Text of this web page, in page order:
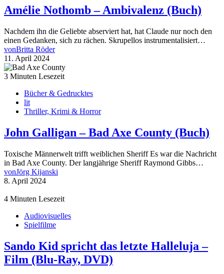
Amélie Nothomb – Ambivalenz (Buch)
Nachdem ihn die Geliebte abserviert hat, hat Claude nur noch den
einen Gedanken, sich zu rächen. Skrupellos instrumentalisiert…
vonBritta Röder
11. April 2024
3 Minuten Lesezeit
Bücher & Gedrucktes
lit
Thriller, Krimi & Horror
John Galligan – Bad Axe County (Buch)
Toxische Männerwelt trifft weiblichen Sheriff Es war die Nachricht
in Bad Axe County. Der langjährige Sheriff Raymond Gibbs…
vonJörg Kijanski
8. April 2024
4 Minuten Lesezeit
Audiovisuelles
Spielfilme
Sando Kid spricht das letzte Halleluja –
Film (Blu-Ray, DVD)